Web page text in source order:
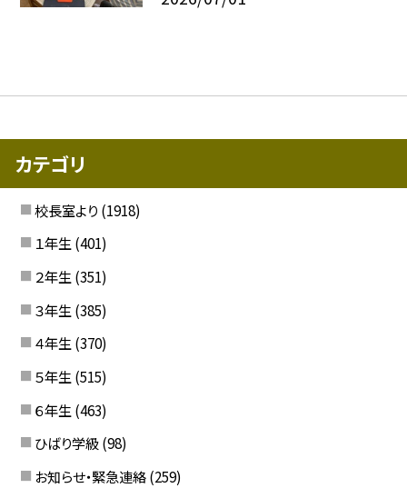
カテゴリ
校長室より (1918)
１年生 (401)
２年生 (351)
３年生 (385)
４年生 (370)
５年生 (515)
６年生 (463)
ひばり学級 (98)
お知らせ・緊急連絡 (259)